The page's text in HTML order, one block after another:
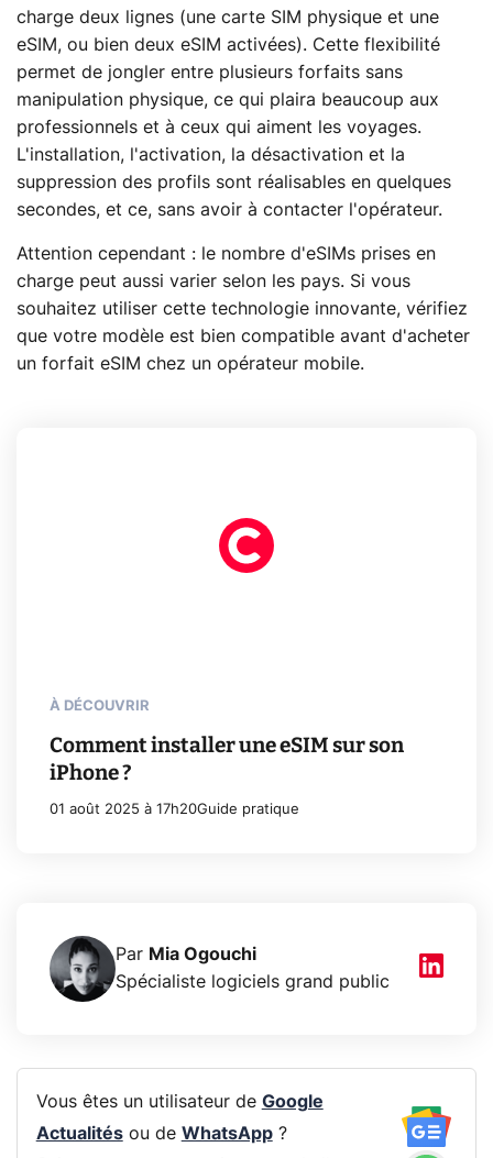
charge deux lignes (une carte SIM physique et une
eSIM, ou bien deux eSIM activées). Cette flexibilité
permet de jongler entre plusieurs forfaits sans
manipulation physique, ce qui plaira beaucoup aux
professionnels et à ceux qui aiment les voyages.
L'installation, l'activation, la désactivation et la
suppression des profils sont réalisables en quelques
secondes, et ce, sans avoir à contacter l'opérateur.
Attention cependant : le nombre d'eSIMs prises en
charge peut aussi varier selon les pays. Si vous
souhaitez utiliser cette technologie innovante, vérifiez
que votre modèle est bien compatible avant d'acheter
un forfait eSIM chez un opérateur mobile.
À DÉCOUVRIR
Comment installer une eSIM sur son
iPhone ?
01 août 2025 à 17h20Guide pratique
Par Mia Ogouchi
Spécialiste logiciels grand public
Vous êtes un utilisateur de Google
Actualitésou de WhatsApp?